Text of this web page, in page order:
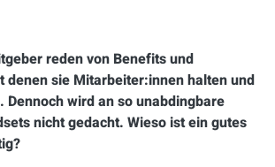
reden von Benefits und
denen sie Mitarbeiter:innen halten und
Dennoch wird an so unabdingbare
nicht gedacht. Wieso ist ein gutes